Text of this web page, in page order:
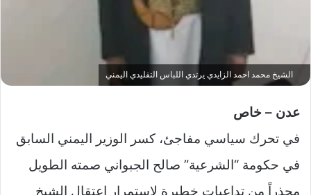
الشيخ محمد احمد الزايدي يرتدي اللباس التقليدي اليمني
عدن – خاص
في تحرك سياسي مفاجئ، كسر الوزير اليمني السابق
في حكومة “الشرعية” صالح الجبواني صمته الطويل
محذراً من تداعيات خطيرة لاستمرار اعتقال الشيخ